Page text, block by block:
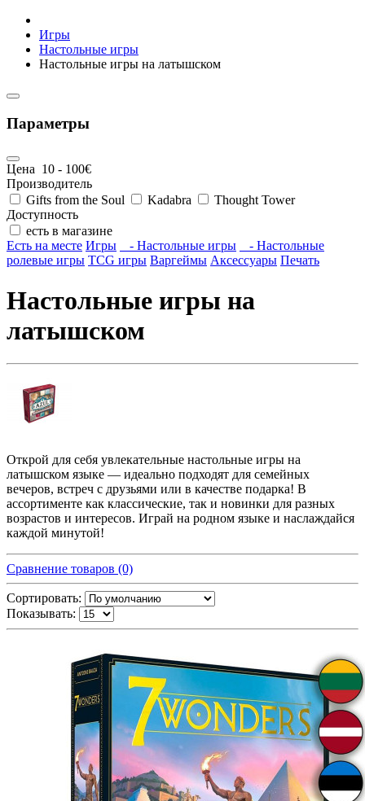
Игры
Настольные игры
Настольные игры на латышском
Параметры
Цена 10 - 100€
Производитель
Gifts from the Soul
Kadabra
Thought Tower
Доступность
есть в магазине
Есть на месте Игры - Настольные игры
- Настольные
ролевые игры TCG игры Варгеймы Аксессуары Печать
Настольные игры на
латышском
Открой для себя увлекательные настольные игры на
латышском языке — идеально подходят для семейных
вечеров, встреч с друзьями или в качестве подарка! В
ассортименте как классические, так и новинки для разных
возрастов и интересов. Играй на родном языке и наслаждайся
каждой минутой!
Сравнение товаров (0)
Сортировать:
Показывать: